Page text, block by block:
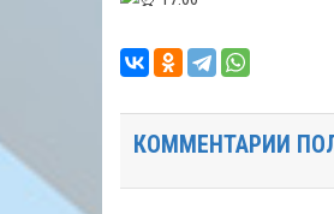
КОММЕНТАРИИ